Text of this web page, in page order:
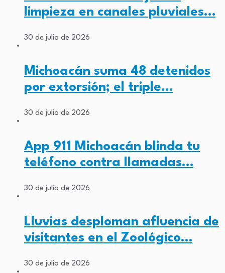
limpieza en canales pluviales…
30 de julio de 2026
Michoacán suma 48 detenidos
por extorsión; el triple…
30 de julio de 2026
App 911 Michoacán blinda tu
teléfono contra llamadas…
30 de julio de 2026
Lluvias desploman afluencia de
visitantes en el Zoológico…
30 de julio de 2026